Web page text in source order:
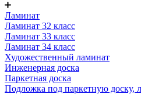
Ламинат
Ламинат 32 класс
Ламинат 33 класс
Ламинат 34 класс
Художественный ламинат
Инженерная доска
Паркетная доска
Подложка под паркетную доску,